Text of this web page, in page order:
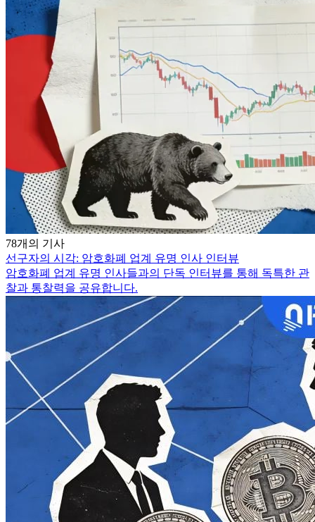
78개의 기사
선구자의 시각: 암호화폐 업계 유명 인사 인터뷰
암호화폐 업계 유명 인사들과의 단독 인터뷰를 통해 독특한 관
찰과 통찰력을 공유합니다.